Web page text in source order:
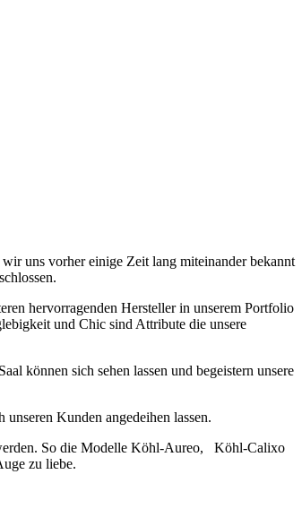
uns vorher einige Zeit lang miteinander bekannt
hervorragenden Hersteller in unserem Portfolio
und Chic sind Attribute die unsere
können sich sehen lassen und begeistern unsere
Kunden angedeihen lassen.
So die Modelle Köhl-Aureo, Köhl-Calixo
zu liebe.